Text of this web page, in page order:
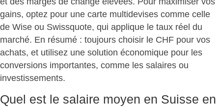
gains, optez pour une carte multidevises comme celle
de Wise ou Swissquote, qui applique le taux réel du
marché. En résumé : toujours choisir le CHF pour vos
achats, et utilisez une solution économique pour les
conversions importantes, comme les salaires ou
investissements.
Quel est le salaire moyen en Suisse en